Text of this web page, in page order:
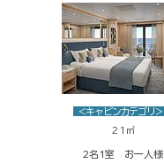
<キャビンカテゴリ>
21㎡
2名1室 お一人様